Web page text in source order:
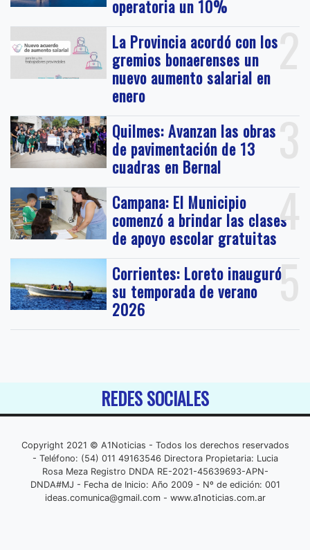
operatoria un 10%
2
La Provincia acordó con los
gremios bonaerenses un
nuevo aumento salarial en
enero
3
Quilmes: Avanzan las obras
de pavimentación de 13
cuadras en Bernal
4
Campana: El Municipio
comenzó a brindar las clases
de apoyo escolar gratuitas
5
Corrientes: Loreto inauguró
su temporada de verano
2026
REDES SOCIALES
Copyright 2021 © A1Noticias - Todos los derechos reservados
- Teléfono: (54) 011 49163546 Directora Propietaria: Lucia
Rosa Meza Registro DNDA RE-2021-45639693-APN-
DNDA#MJ - Fecha de Inicio: Año 2009 - Nº de edición: 001
ideas.comunica@gmail.com- www.a1noticias.com.ar